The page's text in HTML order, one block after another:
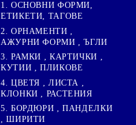
1. ОСНОВНИ ФОРМИ,
ЕТИКЕТИ, ТАГОВЕ
2. ОРНАМЕНТИ ,
АЖУРНИ ФОРМИ , ЪГЛИ
3. РАМКИ , КАРТИЧКИ ,
КУТИИ , ПЛИКОВЕ
4. ЦВЕТЯ , ЛИСТА ,
КЛОНКИ , РАСТЕНИЯ
5. БОРДЮРИ , ПАНДЕЛКИ
, ШИРИТИ